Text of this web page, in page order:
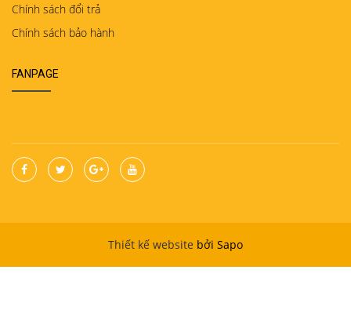
Chính sách đổi trả
Chính sách bảo hành
FANPAGE
Thiết kế website bởi Sapo